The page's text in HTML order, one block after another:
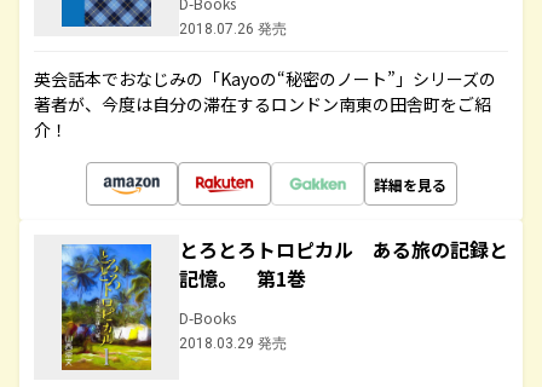
2018.07.26 発売
英会話本でおなじみの「Kayoの“秘密のノート”」シリーズの
著者が、今度は自分の滞在するロンドン南東の田舎町をご紹
介！
詳細を見る
とろとろトロピカル ある旅の記録と
記憶。 第1巻
D-Books
2018.03.29 発売